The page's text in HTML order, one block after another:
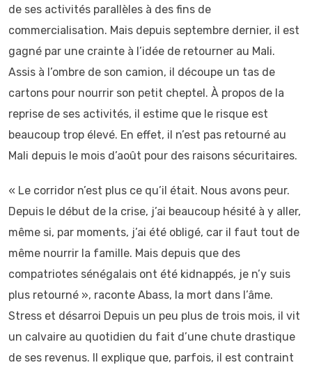
de ses activités parallèles à des fins de
commercialisation. Mais depuis septembre dernier, il est
gagné par une crainte à l’idée de retourner au Mali.
Assis à l’ombre de son camion, il découpe un tas de
cartons pour nourrir son petit cheptel. À propos de la
reprise de ses activités, il estime que le risque est
beaucoup trop élevé. En effet, il n’est pas retourné au
Mali depuis le mois d’août pour des raisons sécuritaires.
« Le corridor n’est plus ce qu’il était. Nous avons peur.
Depuis le début de la crise, j’ai beaucoup hésité à y aller,
même si, par moments, j’ai été obligé, car il faut tout de
même nourrir la famille. Mais depuis que des
compatriotes sénégalais ont été kidnappés, je n’y suis
plus retourné », raconte Abass, la mort dans l’âme.
Stress et désarroi Depuis un peu plus de trois mois, il vit
un calvaire au quotidien du fait d’une chute drastique
de ses revenus. Il explique que, parfois, il est contraint